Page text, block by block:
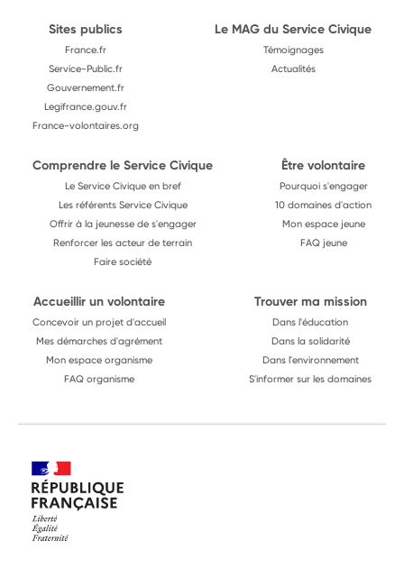
Sites publics
France.fr
Service-Public.fr
Gouvernement.fr
Legifrance.gouv.fr
France-volontaires.org
Le MAG du Service Civique
Témoignages
Actualités
Comprendre le Service Civique
Le Service Civique en bref
Les référents Service Civique
Offrir à la jeunesse de s'engager
Renforcer les acteur de terrain
Faire société
Être volontaire
Pourquoi s'engager
10 domaines d'action
Mon espace jeune
FAQ jeune
Accueillir un volontaire
Concevoir un projet d'accueil
Mes démarches d'agrément
Mon espace organisme
FAQ organisme
Trouver ma mission
Dans l'éducation
Dans la solidarité
Dans l'environnement
S'informer sur les domaines